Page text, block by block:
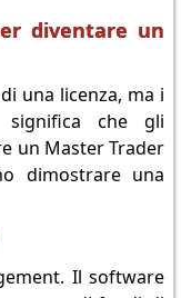
diventare un
una licenza, ma i
che gli
un Master Trader
dimostrare una
Il software